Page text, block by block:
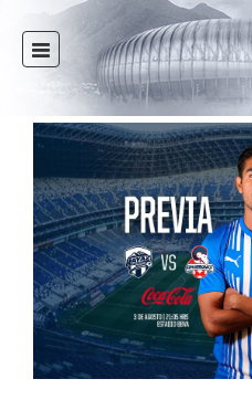
INICIO
NOTICIAS
MULTIMEDIA
RAYADOS
RAYADAS
FUERZAS BÁSICAS
RESPONSABILIDAD SOCIAL
TAQUILLA